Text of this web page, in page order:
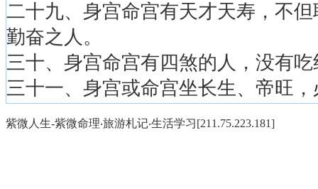
二十九、身宫命宫有天才天寿，不
勤奋之人。
三十、身宫命宫有四煞的人，没有
三十一、身宫或命宫坐长生、帝旺
紫微人生-紫微命理‧旅游札记‧生活学习[211.75.223.181]